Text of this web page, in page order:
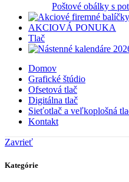
Poštové obálky s
AKCIOVÁ PONUKA
Tlač
Domov
Grafické štúdio
Ofsetová tlač
Digitálna tlač
Sieťotlač a veľkoplošná
Kontakt
Zavrieť
Kategórie